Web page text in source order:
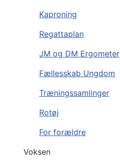
Kaproning
Regattaplan
JM og DM Ergometer
Fællesskab Ungdom
Træningssamlinger
Rotøj
For forældre
Voksen